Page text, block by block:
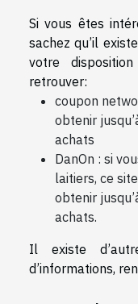
Si vous êtes
sachez qu’il
votre
retrouver:
coupon
obtenir
achats
DanOn : si
laitiers, ce
obtenir
achats.
Il existe
d’informations,